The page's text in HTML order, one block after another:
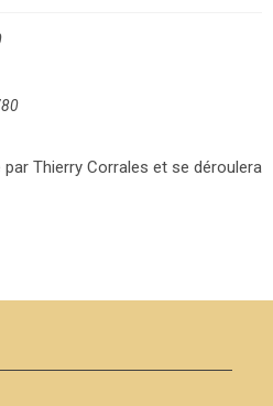
Thierry Corrales et se déroulera